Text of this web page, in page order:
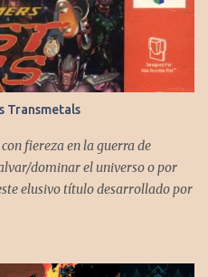
Transmetals
fiereza en la guerra de
dominar el universo o por
elusivo título desarrollado por